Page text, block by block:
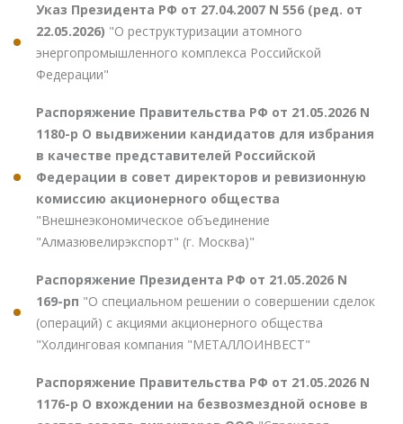
Указ Президента РФ от 27.04.2007 N 556 (ред. от
22.05.2026) "О реструктуризации атомного
энергопромышленного комплекса Российской
Федерации"
Распоряжение Правительства РФ от 21.05.2026 N
1180-р О выдвижении кандидатов для избрания
в качестве представителей Российской
Федерации в совет директоров и ревизионную
комиссию акционерного общества
"Внешнеэкономическое объединение
"Алмазювелирэкспорт" (г. Москва)"
Распоряжение Президента РФ от 21.05.2026 N
169-рп "О специальном решении о совершении сделок
(операций) с акциями акционерного общества
"Холдинговая компания "МЕТАЛЛОИНВЕСТ"
Распоряжение Правительства РФ от 21.05.2026 N
1176-р О вхождении на безвозмездной основе в